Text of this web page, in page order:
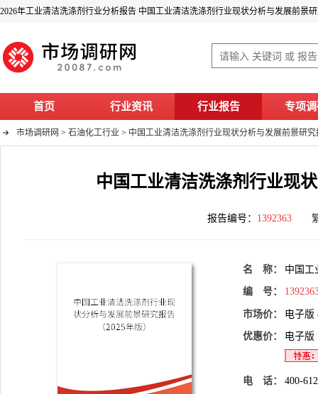
2026年工业清洁洗涤剂行业分析报告 中国工业清洁洗涤剂行业现状分析与发展前景
首页 行业资讯 行业报告 专项
市场调研网 > 石油化工行业 > 中国工业清洁洗涤剂行业现状分析与发展前景研究
中国工业清洁洗涤剂行业现
报告编号： 1392363
名 称： 中国工
编 号：
市场价： 电子版
优惠价： 电子版
电 话： 400-